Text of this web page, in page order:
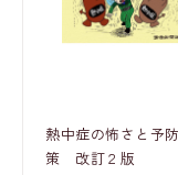
熱中症の怖さと予
策 改訂２版